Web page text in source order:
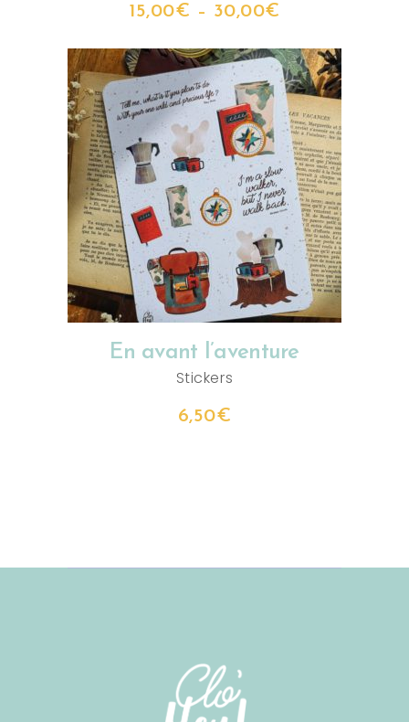
15,00€ – 30,00€
AJOUTER AU PANIER
En avant l’aventure
Stickers
6,50€